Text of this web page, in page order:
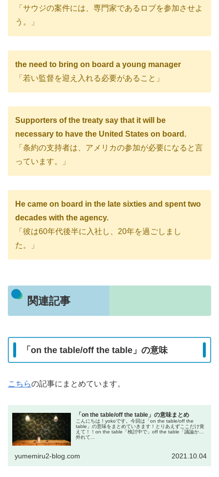
「サウジの案件には、専門家であるロブを参加させよ
う。」
the need to bring on board a young manager
「若い監督を迎え入れる必要があること」
Supporters of the treaty say that it will be
necessary to have the United States on board.
「条約の支持者は、アメリカの参加が必要になると言
っています。」
He came on board in the late sixties and spent two
decades with the agency.
「彼は60年代後半に入社し、20年を過ごしまし
た。」
関連記事
「on the table/off the table」の意味
こちらの記事にまとめています。
「on the table/off the table」の意味まとめ
こんにちは！yokoです。今回は「on the table/off the
table」の意味をまとめていきます！とりあえずここだけ覚
えて！！on the table「検討中で」off the table「議論から
外れて...
yumemiru2-blog.com 2021.10.04